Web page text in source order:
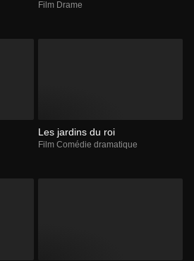
Film Drame
Les jardins du roi
Film Comédie dramatique